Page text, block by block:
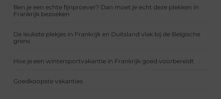
Ben je een echte fijnproever? Dan moet je echt deze plekken in
Frankrijk bezoeken
De leukste plekjes in Frankrijk en Duitsland vlak bij de Belgische
grens
Hoe je een wintersportvakantie in Frankrijk goed voorbereidt
Goedkoopste vakanties